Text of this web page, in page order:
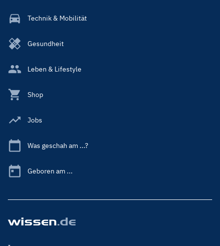
Technik & Mobilität
Gesundheit
Leben & Lifestyle
Shop
Jobs
Was geschah am ...?
Geboren am ...